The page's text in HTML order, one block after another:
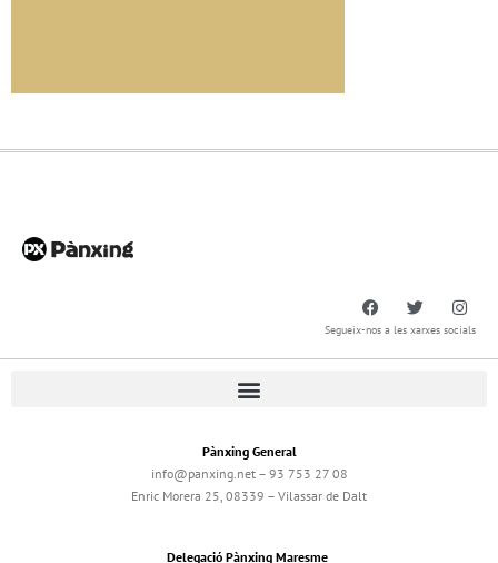
Segueix-nos a les xarxes socials
Pànxing General
info@panxing.net – 93 753 27 08
Enric Morera 25, 08339 – Vilassar de Dalt
Delegació Pànxing Maresme